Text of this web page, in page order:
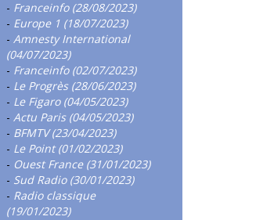
- Franceinfo (28/08/2023)
- Europe 1 (18/07/2023)
- Amnesty International
(04/07/2023)
- Franceinfo (02/07/2023)
- Le Progrès (28/06/2023)
- Le Figaro (04/05/2023)
- Actu Paris (04/05/2023)
- BFMTV (23/04/2023)
- Le Point (01/02/2023)
- Ouest France (31/01/2023)
- Sud Radio (30/01/2023)
- Radio classique
(19/01/2023)